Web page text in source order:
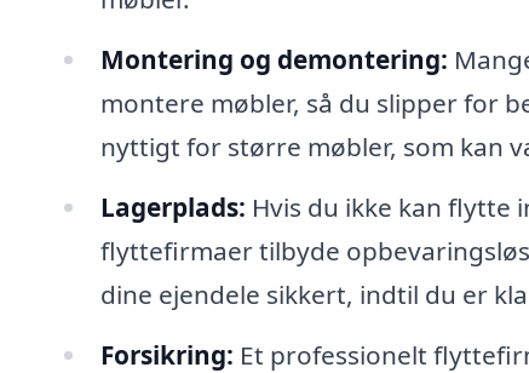
Montering og demontering:
montere møbler, så du slipper for
nyttigt for større møbler, som kan
Lagerplads: Hvis du ikke kan flytte
flyttefirmaer tilbyde
dine ejendele sikkert, indtil du er
Forsikring: Et professionelt